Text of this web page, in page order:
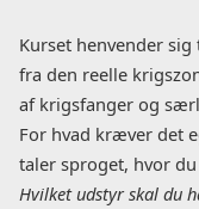
Kurset henvender
fra den reelle
af krigsfanger og
For hvad kræver det
taler sproget, hvor
Hvilket udstyr skal du